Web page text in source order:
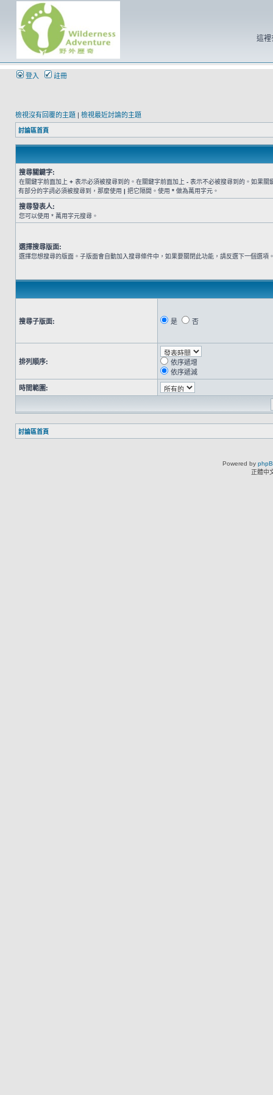
這裡
登入 註冊
檢視沒有回覆的主題 | 檢視最近討論的主題
討論區首頁
搜尋關鍵字:
在關鍵字前面加上 + 表示必須被搜尋到的。在關鍵字前面加上 - 表示不必被搜尋到的。如果關
有部分的字詞必須被搜尋到，那麼使用 | 把它隔開。使用 * 做為萬用字元。
搜尋發表人:
您可以使用 * 萬用字元搜尋。
選擇搜尋版面:
選擇您想搜尋的版面。子版面會自動加入搜尋條件中，如果要關閉此功能，請反選下一個選項
搜尋子版面: 是 否
排列順序:
依序遞增
依序遞減
時間範圍:
討論區首頁
Powered by
正體中